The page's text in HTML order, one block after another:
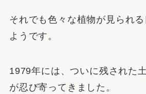
それでも色々な植物が見られ
ようです。
1979年には、ついに残された
が忍び寄ってきました。